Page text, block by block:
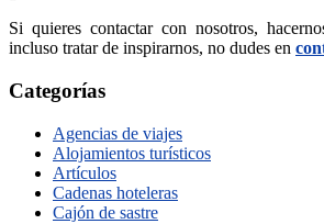
Si quieres contactar con nosotros,
incluso tratar de inspirarnos, no dudes en
Categorías
Agencias de viajes
Alojamientos turísticos
Artículos
Cadenas hoteleras
Cajón de sastre